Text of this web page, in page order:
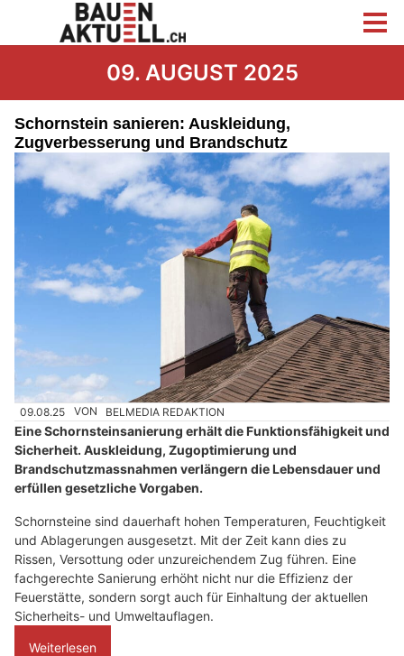
09. AUGUST 2025
Schornstein sanieren: Auskleidung,
Zugverbesserung und Brandschutz
09.08.25 VON BELMEDIA REDAKTION
Eine Schornsteinsanierung erhält die Funktionsfähigkeit und
Sicherheit. Auskleidung, Zugoptimierung und
Brandschutzmassnahmen verlängern die Lebensdauer und
erfüllen gesetzliche Vorgaben.
Schornsteine sind dauerhaft hohen Temperaturen, Feuchtigkeit
und Ablagerungen ausgesetzt. Mit der Zeit kann dies zu
Rissen, Versottung oder unzureichendem Zug führen. Eine
fachgerechte Sanierung erhöht nicht nur die Effizienz der
Feuerstätte, sondern sorgt auch für Einhaltung der aktuellen
Sicherheits- und Umweltauflagen.
Weiterlesen